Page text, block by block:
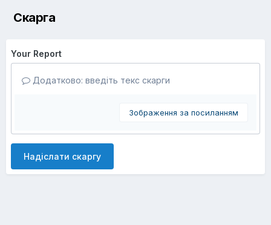
Скарга
Your Report
Додатково: введіть текс скарги
Зображення за посиланням
Надіслати скаргу